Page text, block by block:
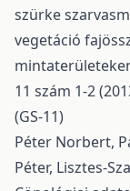
szürke
vegetáció
11 szám 1-2
(GS-11)
Péter Norbert,
Péter, Lisztes-